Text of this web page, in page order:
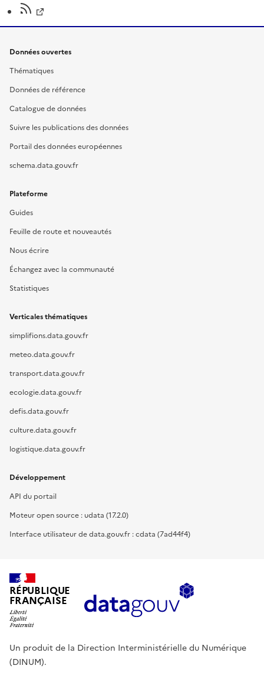
Données ouvertes
Thématiques
Données de référence
Catalogue de données
Suivre les publications des données
Portail des données européennes
schema.data.gouv.fr
Plateforme
Guides
Feuille de route et nouveautés
Nous écrire
Échangez avec la communauté
Statistiques
Verticales thématiques
simplifions.data.gouv.fr
meteo.data.gouv.fr
transport.data.gouv.fr
ecologie.data.gouv.fr
defis.data.gouv.fr
culture.data.gouv.fr
logistique.data.gouv.fr
Développement
API du portail
Moteur open source : udata (17.2.0)
Interface utilisateur de data.gouv.fr : cdata (7ad44f4)
RÉPUBLIQUE
FRANÇAISE
Un produit de la Direction Interministérielle du Numérique
(DINUM).